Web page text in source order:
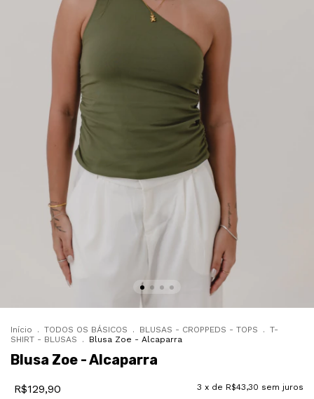
Início . TODOS OS BÁSICOS . BLUSAS - CROPPEDS - TOPS . T-
SHIRT - BLUSAS
. Blusa Zoe - Alcaparra
Blusa Zoe - Alcaparra
R$129,90 3 x de R$43,30 sem juros